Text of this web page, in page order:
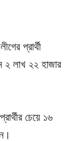
প্রার্থী
২ লাখ ২২ হাজার
চেয়ে ১৬